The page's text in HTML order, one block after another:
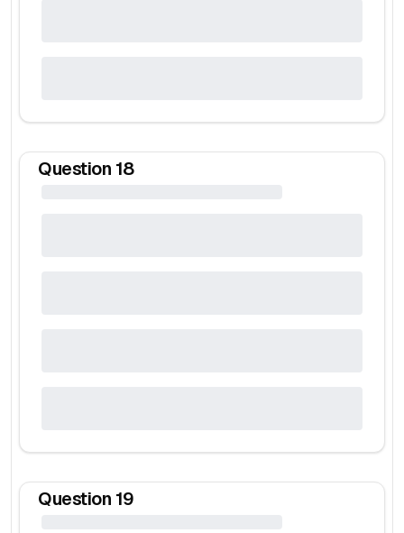
Question 18
Question 19